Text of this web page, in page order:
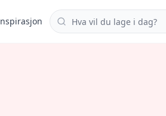
Søk i oppskrifter